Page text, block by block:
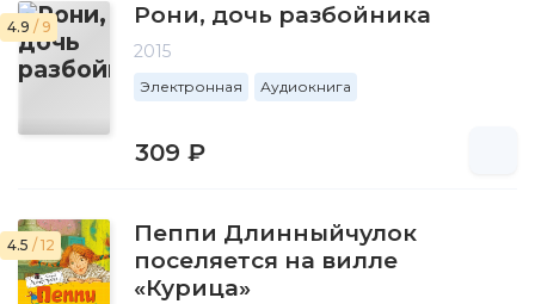
4.9 / 9 Рони, дочь разбойника
2015
Электронная Аудиокнига
309 ₽
4.5 / 12
Пеппи Длинныйчулок
поселяется на вилле
«Курица»